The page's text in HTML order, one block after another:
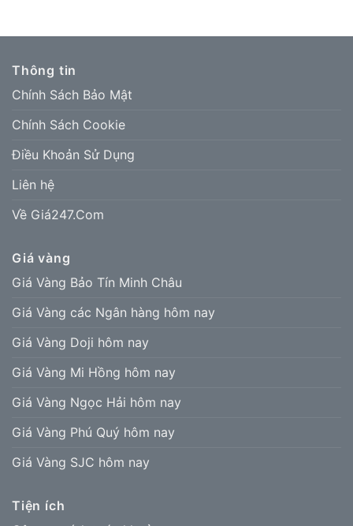
Thông tin
Chính Sách Bảo Mật
Chính Sách Cookie
Điều Khoản Sử Dụng
Liên hệ
Về Giá247.Com
Giá vàng
Giá Vàng Bảo Tín Minh Châu
Giá Vàng các Ngân hàng hôm nay
Giá Vàng Doji hôm nay
Giá Vàng Mi Hồng hôm nay
Giá Vàng Ngọc Hải hôm nay
Giá Vàng Phú Quý hôm nay
Giá Vàng SJC hôm nay
Tiện ích